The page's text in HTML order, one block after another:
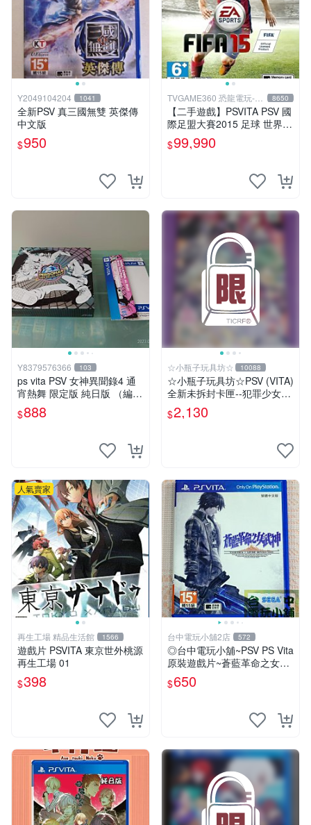
Y2049104204 1041
全新PSV 真三國無雙 英傑傳
中文版
$950
TVGAME360 恐龍電玩-台
中店
8650
【二手遊戲】PSVITA PSV 國
際足盟大賽2015 足球 世界盃
FIFA 15 英文版【台中恐龍電
玩】
$99,990
Y8379576366 103
ps vita PSV 女神異聞錄4 通
宵熱舞 限定版 純日版 （編號
17）
$888
☆小瓶子玩具坊☆ 10088
☆小瓶子玩具坊☆PSV (VITA)
全新未拆封卡匣--犯罪少女2
《Criminal Girls 2》限定版
(日版)
$2,130
人氣賣家
再生工場 精品生活館 1566
遊戲片 PSVITA 東京世外桃源
再生工場 01
$398
台中電玩小舖2店 572
◎台中電玩小舖~PSV PS Vita
原裝遊戲片~蒼藍革命之女武
神 中文版 中文版 ~650
$650